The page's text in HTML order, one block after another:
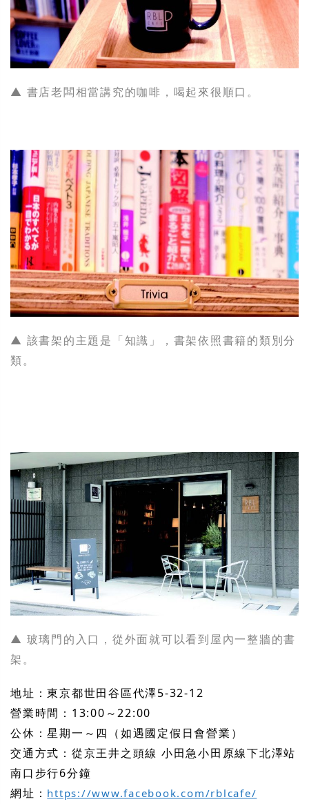
▲ 書店老闆相當講究的咖啡，喝起來很順口。
▲ 該書架的主題是「知識」，書架依照書籍的類別分
類。
▲ 玻璃門的入口，從外面就可以看到屋內一整牆的書
架。
地址：東京都世田谷區代澤5-32-12
營業時間：13:00～22:00
公休：星期一～四（如遇國定假日會營業）
交通方式：從京王井之頭線 小田急小田原線下北澤站
南口步行6分鐘
網址： https://www.facebook.com/rblcafe/